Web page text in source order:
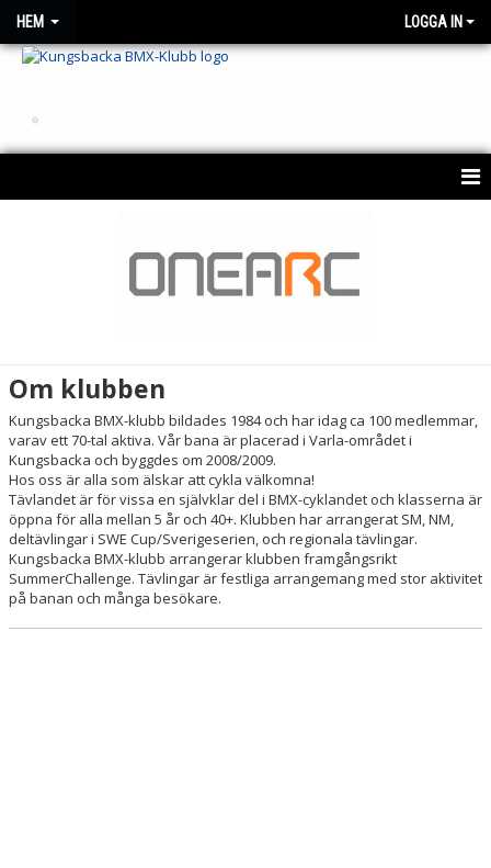
HEM LOGGA IN
.
KÖPA/HYRA BMX-CYKEL
NYHETER
KONTAKT
KALENDER 2026
BESTÄLLNING AV KLUBBTRÖJA
Om klubben
Kungsbacka BMX-klubb bildades 1984 och har idag ca 100 medlemmar,
varav ett 70-tal aktiva. Vår bana är placerad i Varla-området i
Kungsbacka och byggdes om 2008/2009.
Hos oss är alla som älskar att cykla välkomna!
Tävlandet är för vissa en självklar del i BMX-cyklandet och klasserna är
öppna för alla mellan 5 år och 40+. Klubben har arrangerat SM, NM,
deltävlingar i SWE Cup/Sverigeserien, och regionala tävlingar.
Kungsbacka BMX-klubb arrangerar klubben framgångsrikt
SummerChallenge. Tävlingar är festliga arrangemang med stor aktivitet
på banan och många besökare.